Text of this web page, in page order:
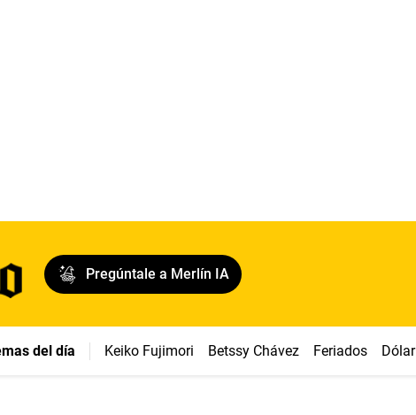
Pregúntale a Merlín IA
del día Keiko Fujimori Betssy Chávez Feriados Dólar